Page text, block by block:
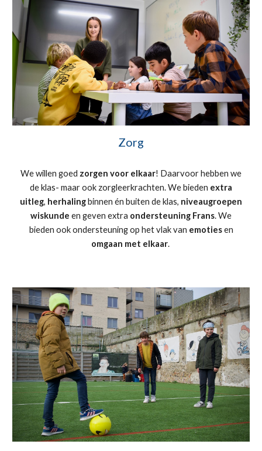
Zorg
We willen goed zorgen voor elkaar! Daarvoor hebben we
de klas- maar ook zorgleerkrachten. We bieden extra
uitleg, herhalingbinnen én buiten de klas, niveaugroepen
wiskunde en geven extra ondersteuning Frans. We
bieden ook ondersteuning op het vlak van emotiesen
omgaan met elkaar.